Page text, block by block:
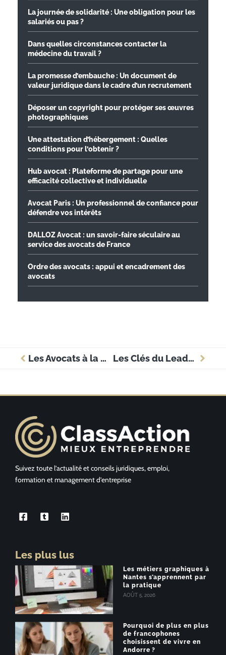
La journée de solidarité : Une obligation pour les
salariés ou pas ?
Dans quelles circonstances contacter la
médecine du travail ?
La promesse d’embauche : Un document de
valeur juridique dans le cadre d’un recrutement
Déposer un copyright pour protéger ses œuvres
photographiques
Une attestation d’hébergement : Quelles
conditions pour l’obtenir ?
Hub avocat : Plateforme de partage pour une
efficacité collective et individuelle
Avocat Paris : Un professionnel de confiance pour
défendre vos intérêts
DALLOZ Avocat : un savoir-faire séculaire au
service des avocats de France
Ordre des avocats : appui et encadrement des
avocats
Les Avocats à la Demande : Une Solution Innovante pour les Entreprises Les Clés du Leadership en Entreprise: Pourquoi un Bon Leadership est Essentiel pour Réussir
Suivez toute l’actualité et conseils juridiques, emploi,
formation et management d’entreprise
Les plus lus
Les métiers graphiques à
Nantes s’apprennent par
la pratique
AOÛT 5, 2026
Pourquoi de plus en plus
de francophones
choisissent de vivre en
Andorre ?